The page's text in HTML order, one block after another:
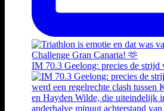
IM 70.3 Geelong: precies de strijd